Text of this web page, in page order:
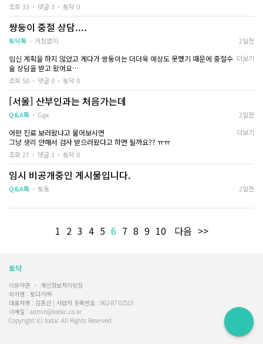
조회 33 댓글 3 토닥 0
쌍둥이 중절 상담....
토닥톡 거침없이 2일전
임신 계획을 하지 않았고 게다가 쌍둥이는 더더욱 예상도 못했기 때문에 중절수
술 상담을 받고 왔어요
아이를 둘다 포기할지 한 아이만 선택할지 마음의 결정이 안되서 남편이랑 같이
다녀왔어요
선생님이 초음파를 보시더니 착상 위치 때문에 선유 가능하다고 하시더라고요
대신 위험성이 있고, 수술 이후에 염증 관리나 컨디션 관리가 중요해서 자주 내원
주 전에는 해야 한다고도 설명해주셨어요
저희는 쌍둥이 선유로 결정하고 한 아이를 지키기로 했어요 다음주로 수술 날짜
잡혔고 제발 무사히 잘 끝나기만을 바라고 있어요
더보기
조회 50 댓글 0 토닥 0
[서울] 산부인과는 처음가는데
Q&A톡 Ggx 2일전
어떤 진료 보러왔냐고 물어보시면
그냥 생리 안해서 검사 받으러왔다고 하면 될까요?? ㅠㅠ
더보기
조회 27 댓글 3 토닥 0
임시 비공개중인 게시물입니다.
Q&A톡 토둥 2일전
1 2 3 4 5 6 7 8 9 10 다음 >>
토닥
이용약관
개인정보처리방침
회사명 : 토다기㈜
대표자명 : 김종선 | 사업자 등록번호 : 862-87-02519
이메일 : admin@todac.co.kr
Copyright (c) todac All Rights Reserved